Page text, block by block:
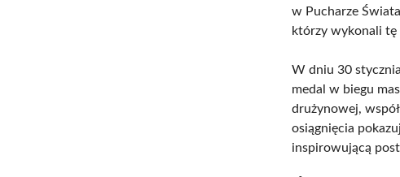
w Pucharze
którzy wykonali tę
W dniu 30
medal w biegu
drużynowej,
osiągnięcia
inspirowującą